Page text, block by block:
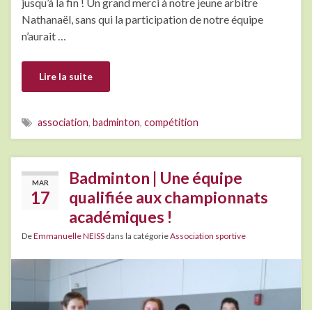
Nathanaël, sans qui la participation de notre équipe
n’aurait …
Lire la suite
association, badminton, compétition
MAR
17
Badminton | Une équipe
qualifiée aux championnats
académiques !
DeEmmanuelle NEISS dans la catégorieAssociation sportive